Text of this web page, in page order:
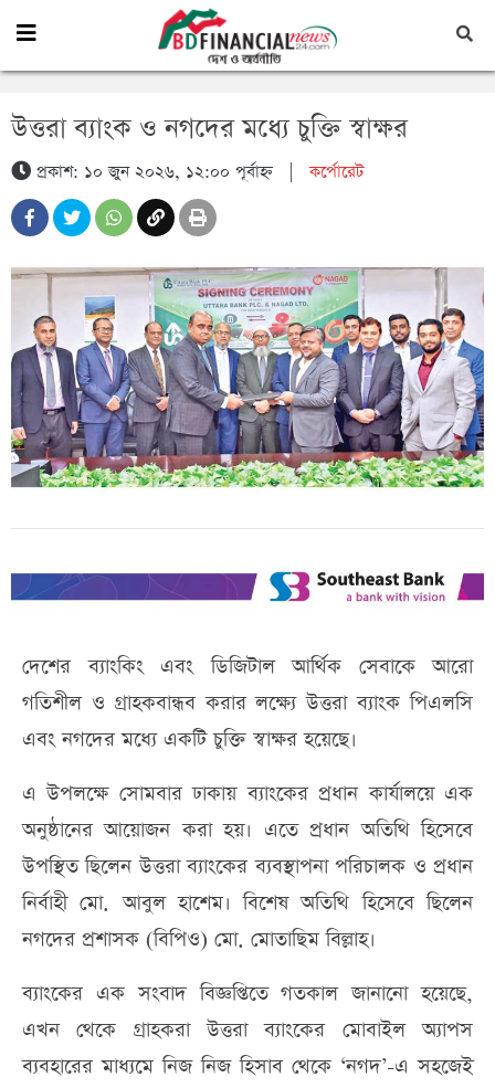
উত্তরা ব্যাংক ও নগদের মধ্যে চুক্তি স্বাক্ষর
প্রকাশ: ১০ জুন ২০২৬, ১২:০০ পূর্বাহ্ন|কর্পোরেট
দেশের ব্যাংকিং এবং ডিজিটাল আর্থিক সেবাকে আরো
গতিশীল ও গ্রাহকবান্ধব করার লক্ষ্যে উত্তরা ব্যাংক পিএলসি
এবং নগদের মধ্যে একটি চুক্তি স্বাক্ষর হয়েছে।
এ উপলক্ষে সোমবার ঢাকায় ব্যাংকের প্রধান কার্যালয়ে এক
অনুষ্ঠানের আয়োজন করা হয়। এতে প্রধান অতিথি হিসেবে
উপস্থিত ছিলেন উত্তরা ব্যাংকের ব্যবস্থাপনা পরিচালক ও প্রধান
নির্বাহী মো. আবুল হাশেম। বিশেষ অতিথি হিসেবে ছিলেন
নগদের প্রশাসক (বিপিও) মো. মোতাছিম বিল্লাহ।
ব্যাংকের এক সংবাদ বিজ্ঞপ্তিতে গতকাল জানানো হয়েছে,
এখন থেকে গ্রাহকরা উত্তরা ব্যাংকের মোবাইল অ্যাপস
ব্যবহারের মাধ্যমে নিজ নিজ হিসাব থেকে ‘নগদ’-এ সহজেই